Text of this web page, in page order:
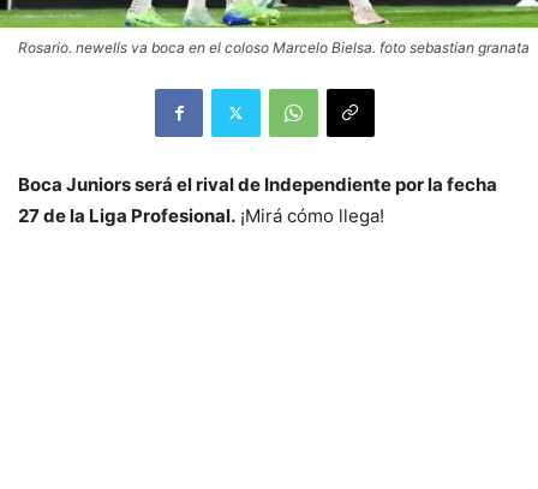
Rosario. newells va boca en el coloso Marcelo Bielsa. foto sebastian granata
Boca Juniors será el rival de Independiente por la fecha
27 de la Liga Profesional. ¡Mirá cómo llega!